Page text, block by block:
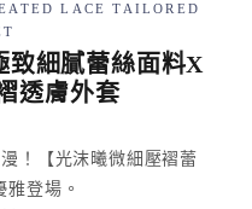
LACE TAILORED
致細膩蕾絲面料X
透膚外套
！【光沫曦微細壓褶蕾
雅登場。